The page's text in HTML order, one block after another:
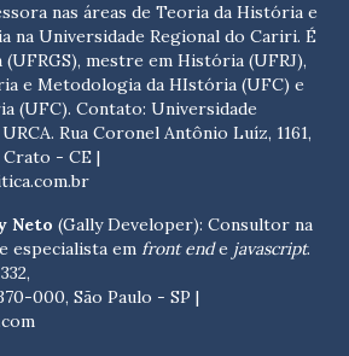
nas áreas de Teoria da História e
na Universidade Regional do Cariri. É
mestre em História (UFRJ),
e Metodologia da HIstória (UFC) e
(UFC). Contato: Universidade
Rua Coronel Antônio Luíz, 1161,
Crato - CE |
Neto (Gally Developer): Consultor na
especialista em front ende javascript.
000, São Paulo - SP |